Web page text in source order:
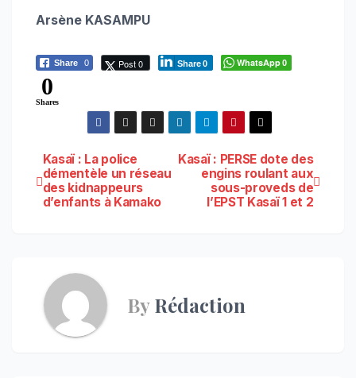
Arsène KASAMPU
Share 0 Post 0 Share0 WhatsApp0
0
Shares
Navigation
de
Kasaï : PERSE dote des
engins roulant aux
sous-proveds de
l’EPST Kasaï 1 et 2
Kasaï : La police
démentèle un réseau
des kidnappeurs
d’enfants à Kamako
ByRédaction